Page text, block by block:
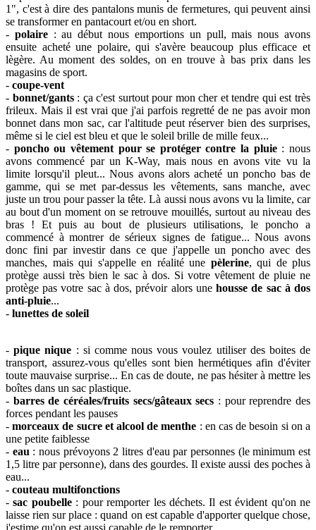
1", c'est à dire des pantalons munis de fermetures, qui peuvent ainsi
se transformer en pantacourt et/ou en short.
- polaire: au début nous emportions un pull, mais nous avons
ensuite acheté une polaire, qui s'avère beaucoup plus efficace et
lègère. Au moment des soldes, on en trouve à bas prix dans les
magasins de sport.
- coupe-vent
- bonnet/gants: ça c'est surtout pour mon cher et tendre qui est très
frileux. Mais il est vrai que j'ai parfois regretté de ne pas avoir mon
bonnet dans mon sac, car l'altitude peut réserver bien des surprises,
même si le ciel est bleu et que le soleil brille de mille feux...
- poncho ou vêtement pour se protéger contre la pluie: nous
avons commencé par un K-Way, mais nous en avons vite vu la
limite lorsqu'il pleut... Nous avons alors acheté un poncho bas de
gamme, qui se met par-dessus les vêtements, sans manche, avec
juste un trou pour passer la tête. Là aussi nous avons vu la limite, car
au bout d'un moment on se retrouve mouillés, surtout au niveau des
bras ! Et puis au bout de plusieurs utilisations, le poncho a
commencé à montrer de sérieux signes de fatigue... Nous avons
donc fini par investir dans ce que j'appelle un poncho avec des
manches, mais qui s'appelle en réalité une pèlerine, qui de plus
protège aussi très bien le sac à dos. Si votre vêtement de pluie ne
protège pas votre sac à dos, prévoir alors unehousse de sac à dos
anti-pluie...
- lunettes de soleil
-pique nique : si comme nous vous voulez utiliser des boites de
transport, assurez-vous qu'elles sont bien hermétiques afin d'éviter
toute mauvaise surprise... En cas de doute, ne pas hésiter à mettre les
boîtes dans un sac plastique.
- barres de céréales/fruits secs/gâteaux secs : pour reprendre des
forces pendant les pauses
-morceaux de sucre et alcool de menthe : en cas de besoin si on a
une petite faiblesse
- eau : nous prévoyons 2 litres d'eau par personnes (le minimum est
1,5 litre par personne), dans des gourdes. Il existe aussi des poches à
eau...
- couteau multifonctions
-sac poubelle : pour remporter les déchets. Il est évident qu'on ne
laisse rien sur place : quand on est capable d'apporter quelque chose,
j'estime qu'on est aussi capable de le remporter...